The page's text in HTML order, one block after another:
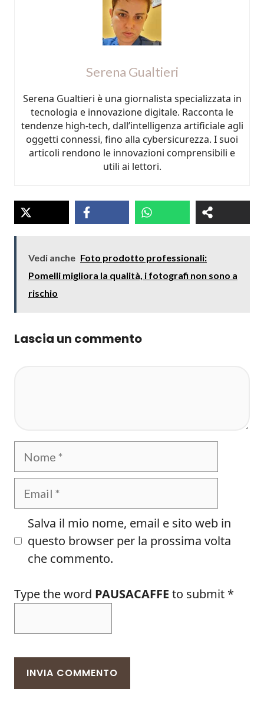
Serena Gualtieri
Serena Gualtieri è una giornalista specializzata in
tecnologia e innovazione digitale. Racconta le
tendenze high-tech, dall’intelligenza artificiale agli
oggetti connessi, fino alla cybersicurezza. I suoi
articoli rendono le innovazioni comprensibili e
utili ai lettori.
Vedi anche Foto prodotto professionali:
Pomelli migliora la qualità, i fotografi non sono a
rischio
Lascia un commento
Salva il mio nome, email e sito web in
questo browser per la prossima volta
che commento.
Type the word PAUSACAFFE to submit *